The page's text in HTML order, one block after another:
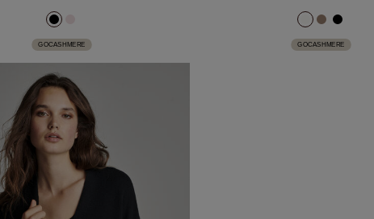
GOCASHMERE GOCASHMERE